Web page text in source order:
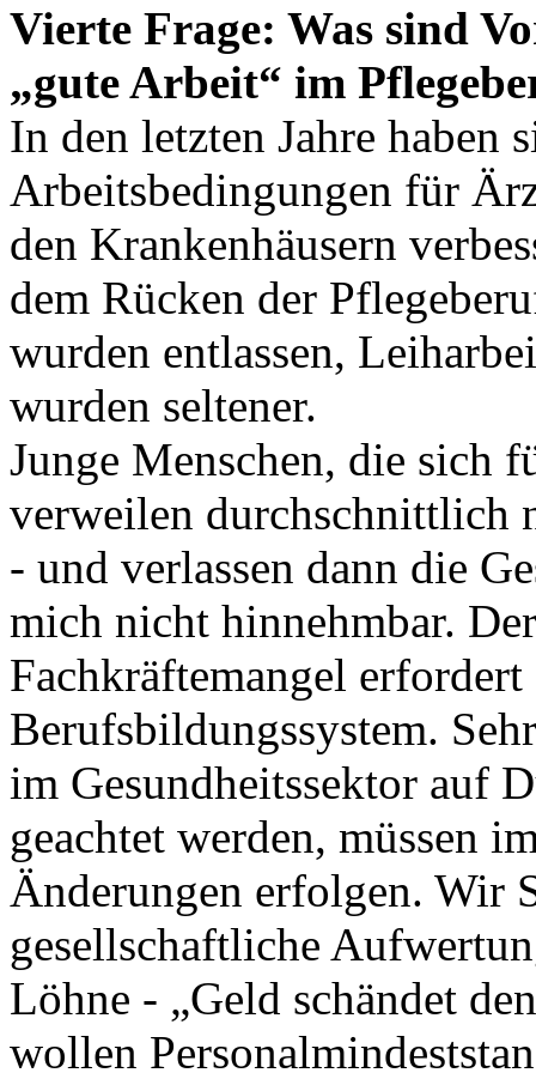
Vierte Frage: Was sind
„gute Arbeit“ im
In den letzten Jahre haben
Arbeitsbedingungen für
den Krankenhäusern
dem Rücken der
wurden entlassen,
wurden seltener.
Junge Menschen, die sich
verweilen durchschnittlich
- und verlassen dann die
mich nicht hinnehmbar.
Fachkräftemangel
Berufsbildungssystem.
im Gesundheitssektor auf
geachtet werden, müssen
Änderungen erfolgen. Wir
gesellschaftliche
Löhne - „Geld schändet
wollen